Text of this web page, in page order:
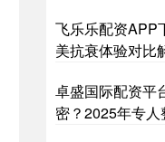
飞乐乐配资APP
美抗衰体验对比
卓盛国际配资平
密？2025年专